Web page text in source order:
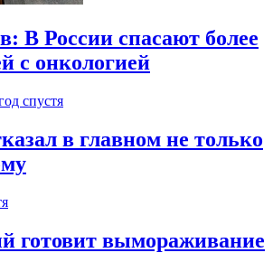
В России спасают более
с онкологией
спустя
в главном не только
готовит вымораживание